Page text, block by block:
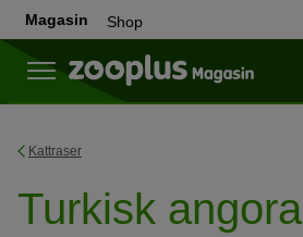
Magasin Shop
Kattraser
Turkisk angora